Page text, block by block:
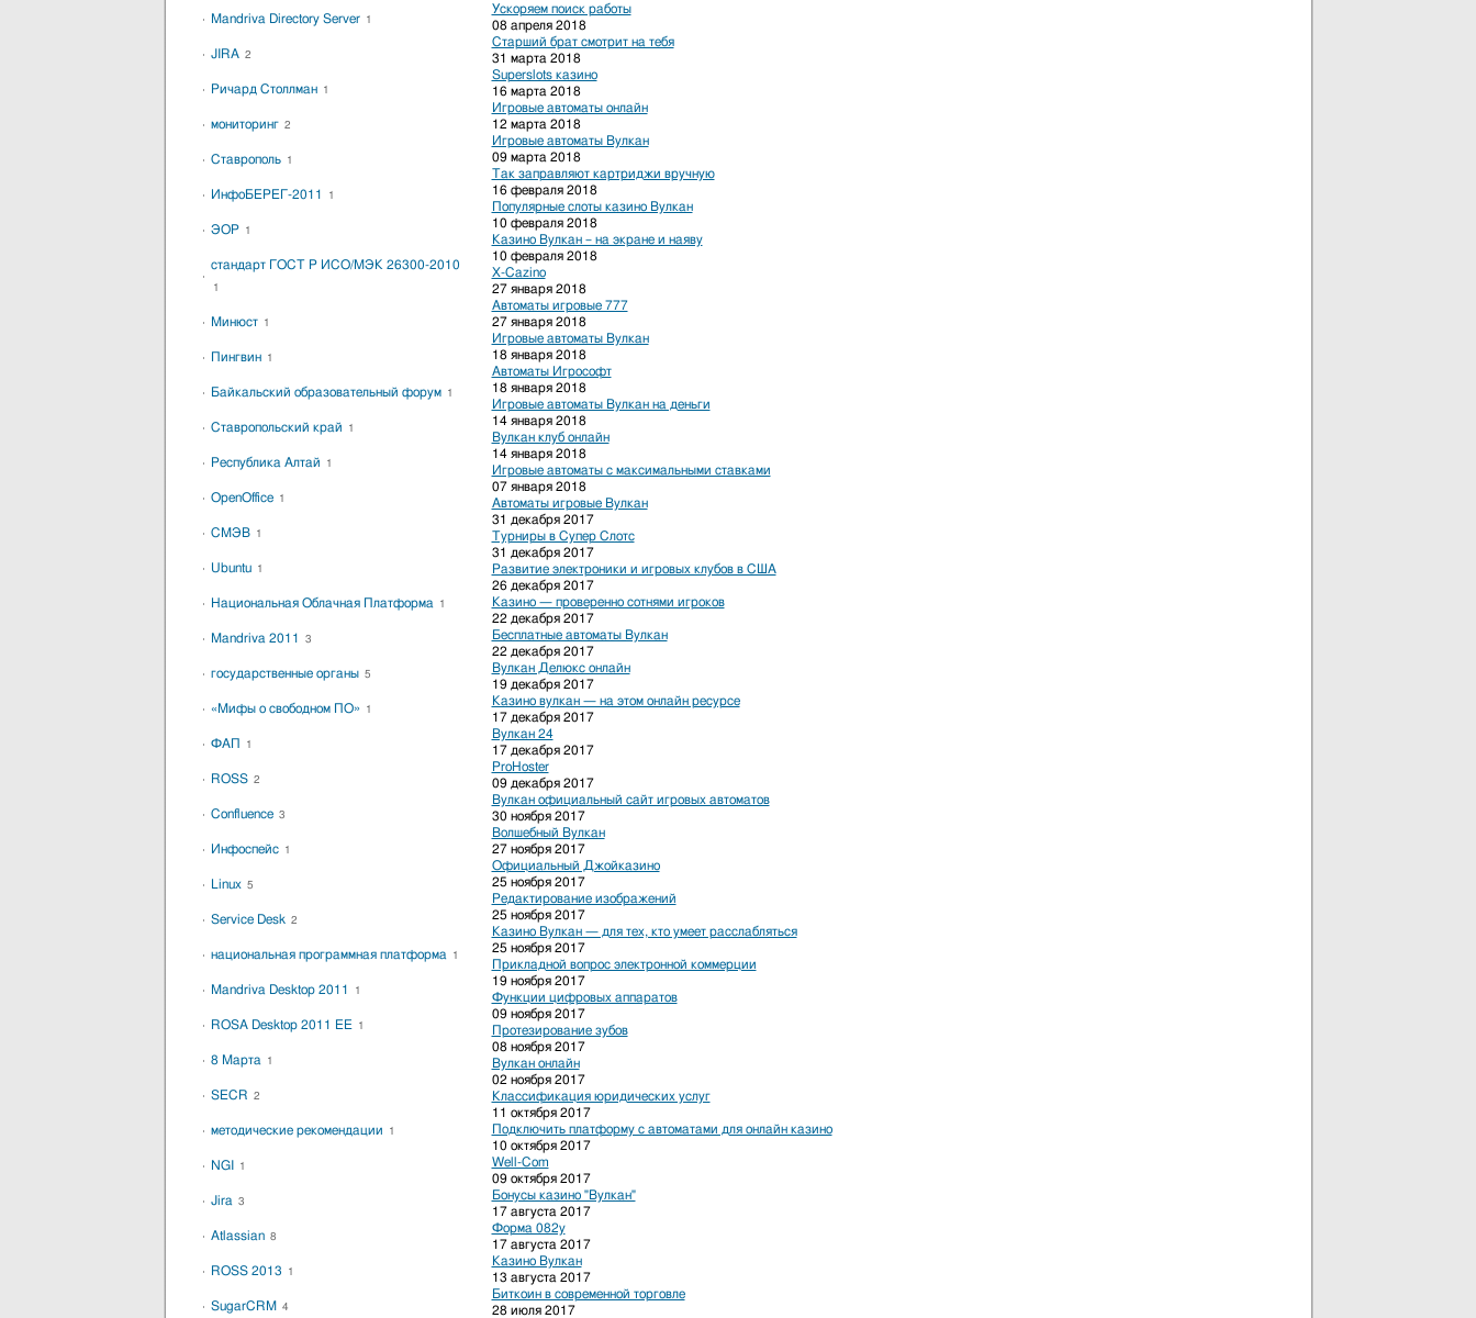
Ускоряем поиск работы
08 апреля 2018
Старший брат смотрит на тебя
31 марта 2018
Superslots казино
16 марта 2018
Игровые автоматы онлайн
12 марта 2018
Игровые автоматы Вулкан
09 марта 2018
Так заправляют картриджи вручную
16 февраля 2018
Популярные слоты казино Вулкан
10 февраля 2018
Казино Вулкан – на экране и наяву
10 февраля 2018
X-Cazino
27 января 2018
Автоматы игровые 777
27 января 2018
Игровые автоматы Вулкан
18 января 2018
Автоматы Игрософт
18 января 2018
Игровые автоматы Вулкан на деньги
14 января 2018
Вулкан клуб онлайн
14 января 2018
Игровые автоматы с максимальными ставками
07 января 2018
Автоматы игровые Вулкан
31 декабря 2017
Турниры в Супер Слотс
31 декабря 2017
Развитие электроники и игровых клубов в США
26 декабря 2017
Казино — проверенно сотнями игроков
22 декабря 2017
Бесплатные автоматы Вулкан
22 декабря 2017
Вулкан Делюкс онлайн
19 декабря 2017
Казино вулкан — на этом онлайн ресурсе
17 декабря 2017
Вулкан 24
17 декабря 2017
ProHoster
09 декабря 2017
Вулкан официальный сайт игровых автоматов
30 ноября 2017
Волшебный Вулкан
27 ноября 2017
Официальный Джойказино
25 ноября 2017
Редактирование изображений
25 ноября 2017
Казино Вулкан — для тех, кто умеет расслабляться
25 ноября 2017
Прикладной вопрос электронной коммерции
19 ноября 2017
Функции цифровых аппаратов
09 ноября 2017
Протезирование зубов
08 ноября 2017
Вулкан онлайн
02 ноября 2017
Классификация юридических услуг
11 октября 2017
Подключить платформу с автоматами для онлайн казино
10 октября 2017
Well-Com
09 октября 2017
Бонусы казино "Вулкан"
17 августа 2017
Форма 082у
17 августа 2017
Казино Вулкан
13 августа 2017
Биткоин в современной торговле
28 июля 2017
Mandriva Directory Server 1
JIRA 2
Ричард Столлман 1
мониторинг 2
Ставрополь 1
ИнфоБЕРЕГ-2011 1
ЭОР 1
стандарт ГОСТ Р ИСО/МЭК 26300-2010
1
Минюст 1
Пингвин 1
Байкальский образовательный форум 1
Ставропольский край 1
Республика Алтай 1
OpenOffice 1
СМЭВ 1
Ubuntu 1
Национальная Облачная Платформа 1
Mandriva 2011 3
государственные органы 5
«Мифы о свободном ПО» 1
ФАП 1
ROSS 2
Confluence 3
Инфоспейс 1
Linux 5
Service Desk 2
национальная программная платформа 1
Mandriva Desktop 2011 1
ROSA Desktop 2011 EE 1
8 Марта 1
SECR 2
методические рекомендации 1
NGI 1
Jira 3
Atlassian 8
ROSS 2013 1
SugarCRM 4